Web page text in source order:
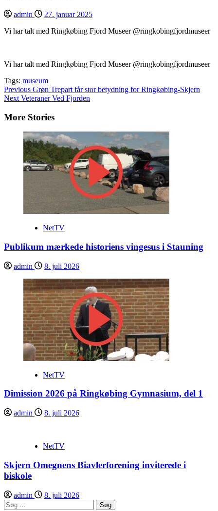
admin
27. januar 2025
Vi har talt med Ringkøbing Fjord Museer @ringkobingfjordmuseer
Vi har talt med Ringkøbing Fjord Museer @ringkobingfjordmuseer
Tags: museum
Continue
Reading
Previous Grøn Trepart får stor betydning for Ringkøbing-Skjern
Next Veteraner Ved Fjorden
More Stories
NetTV
Publikum mærkede historiens vingesus i Stauning
admin 8. juli 2026
NetTV
Dimission 2026 på Ringkøbing Gymnasium, del 1
admin 8. juli 2026
NetTV
Skjern Omegnens Biavlerforening inviterede i
biskole
admin
8. juli 2026
Søg